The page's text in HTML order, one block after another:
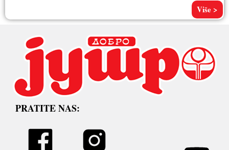
Više >
PRATITE NAS: